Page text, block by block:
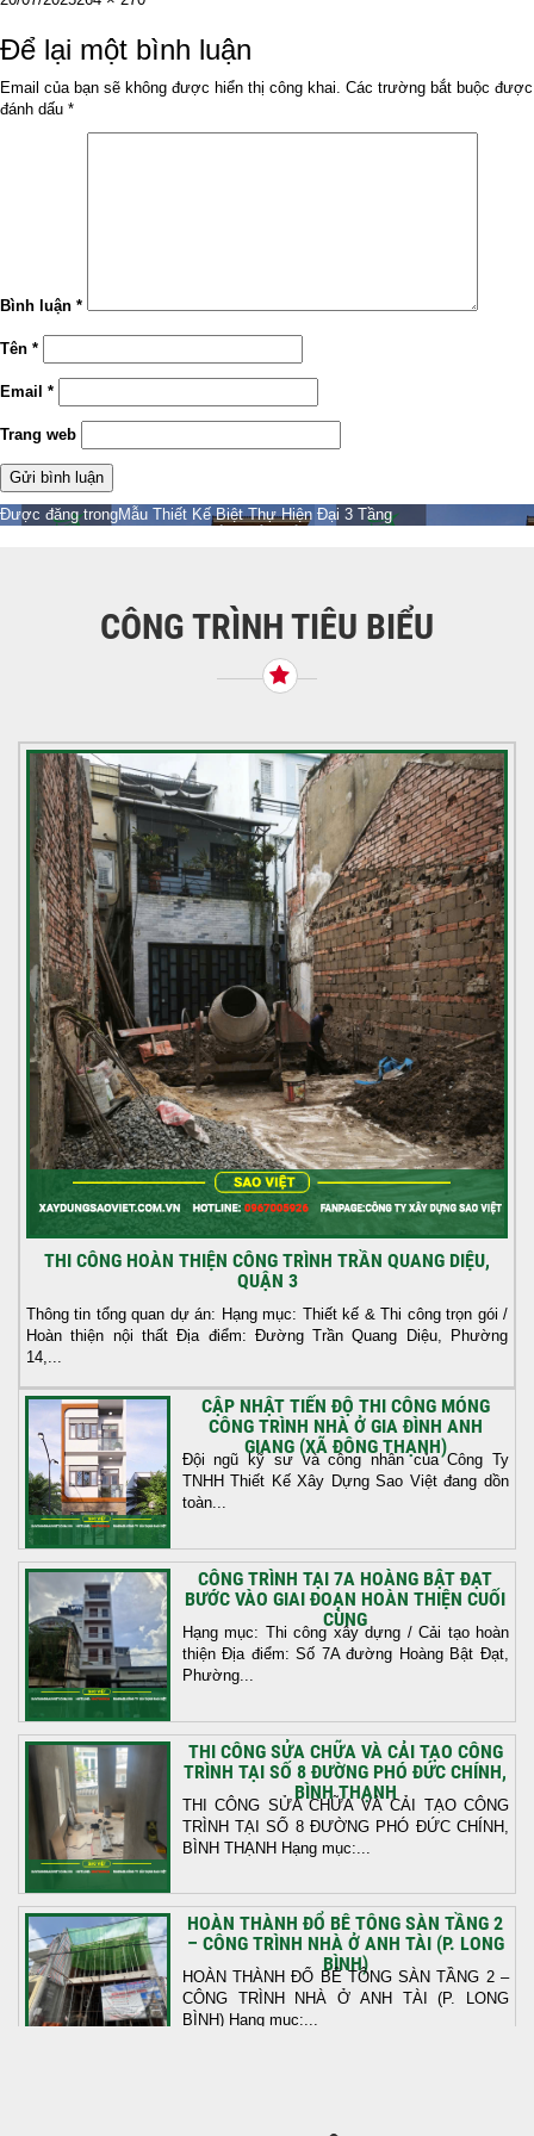
ngày
đầy
đủ
Để lại một bình luận
Email của bạn sẽ không được hiển thị công khai. Các trường bắt buộc được
đánh dấu *
Bình luận *
Tên *
Email *
Trang web
Điều
Được đăng trongMẫu Thiết Kế Biệt Thự Hiện Đại 3 Tầng
CÔNG TRÌNH TIÊU BIỂU
THI CÔNG HOÀN THIỆN CÔNG TRÌNH TRẦN QUANG DIỆU,
QUẬN 3
Thông tin tổng quan dự án: Hạng mục: Thiết kế & Thi công trọn gói /
Hoàn thiện nội thất Địa điểm: Đường Trần Quang Diệu, Phường
14,...
CẬP NHẬT TIẾN ĐỘ THI CÔNG MÓNG
CÔNG TRÌNH NHÀ Ở GIA ĐÌNH ANH
GIANG (XÃ ĐÔNG THẠNH)
Đội ngũ kỹ sư và công nhân của Công Ty
TNHH Thiết Kế Xây Dựng Sao Việt đang dồn
toàn...
CÔNG TRÌNH TẠI 7A HOÀNG BẬT ĐẠT
BƯỚC VÀO GIAI ĐOẠN HOÀN THIỆN CUỐI
CÙNG
Hạng mục: Thi công xây dựng / Cải tạo hoàn
thiện Địa điểm: Số 7A đường Hoàng Bật Đạt,
Phường...
THI CÔNG SỬA CHỮA VÀ CẢI TẠO CÔNG
TRÌNH TẠI SỐ 8 ĐƯỜNG PHÓ ĐỨC CHÍNH,
BÌNH THẠNH
THI CÔNG SỬA CHỮA VÀ CẢI TẠO CÔNG
TRÌNH TẠI SỐ 8 ĐƯỜNG PHÓ ĐỨC CHÍNH,
BÌNH THẠNH Hạng mục:...
HOÀN THÀNH ĐỔ BÊ TÔNG SÀN TẦNG 2
– CÔNG TRÌNH NHÀ Ở ANH TÀI (P. LONG
BÌNH)
HOÀN THÀNH ĐỔ BÊ TÔNG SÀN TẦNG 2 –
CÔNG TRÌNH NHÀ Ở ANH TÀI (P. LONG
BÌNH) Hạng mục:...